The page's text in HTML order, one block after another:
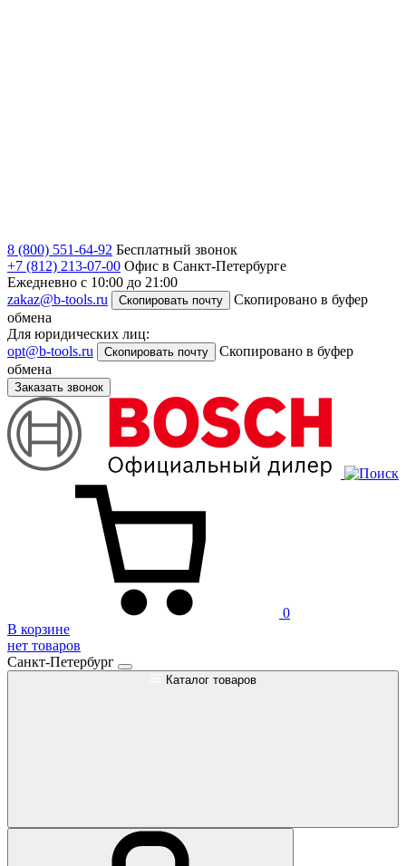
8 (800) 551-64-92 Бесплатный звонок
+7 (812) 213-07-00 Офис в Санкт-Петербурге
Ежедневно с 10:00 до 21:00
zakaz@b-tools.ru
Скопировать почту
Скопировано в буфер
обмена
Для юридических лиц:
opt@b-tools.ru
Скопировать почту
Скопировано в буфер
обмена
Заказать звонок
0
В корзине
нет товаров
Санкт-Петербург
Каталог товаров